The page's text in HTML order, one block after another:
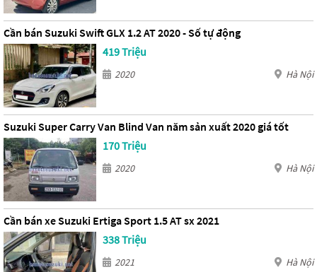
Cần bán Suzuki Swift GLX 1.2 AT 2020 - Số tự động
419 Triệu
2020 Hà Nội
Suzuki Super Carry Van Blind Van năm sản xuất 2020 giá tốt
170 Triệu
2020 Hà Nội
Cần bán xe Suzuki Ertiga Sport 1.5 AT sx 2021
338 Triệu
2021 Hà Nội